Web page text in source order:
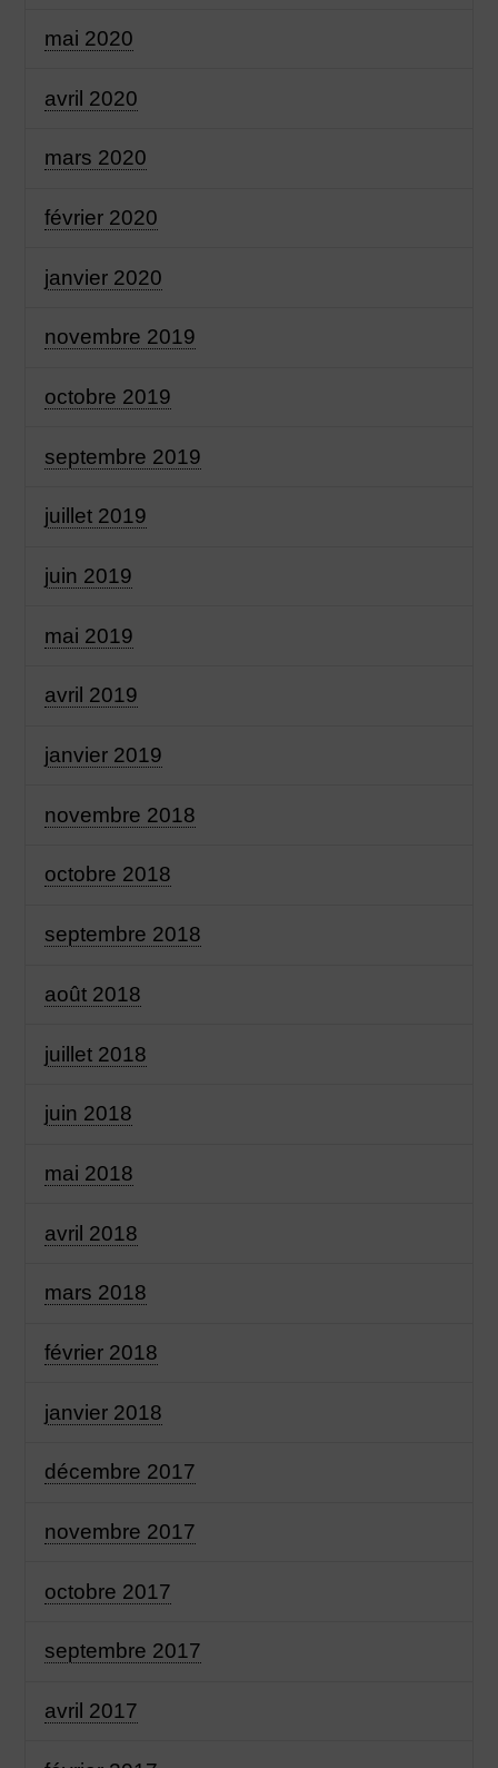
mai 2020
avril 2020
mars 2020
février 2020
janvier 2020
novembre 2019
octobre 2019
septembre 2019
juillet 2019
juin 2019
mai 2019
avril 2019
janvier 2019
novembre 2018
octobre 2018
septembre 2018
août 2018
juillet 2018
juin 2018
mai 2018
avril 2018
mars 2018
février 2018
janvier 2018
décembre 2017
novembre 2017
octobre 2017
septembre 2017
avril 2017